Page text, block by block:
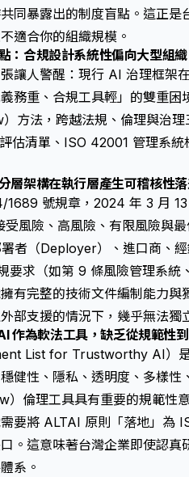
同暴露出的制度盲點。這正
適合你的組織規模。
：合規設計系統性偏向大型組織
讓人警醒：現行 AI 治理框架
務重、合規工具輕」的雙重
方法，跨越法規、倫理與治
估清單、ISO 42001 管理系
層架構在執行層產生可稽核性
號規章，2024 年 3 月
受風險、高風險、有限風險與
署者（Deployer）、進口商、
要求（如第 9 條風險管理系統
有完整的技術文件編制能力
部支援的情況下，幾乎無法獨
作為軟法工具，缺乏從規範性
List for Trustworthy AI）
健性、隱私、透明度、多樣
）倫理工具具有重要的規範性
要將 ALTAI 原則「落地」為
。這意味著台灣企業即使認
系。